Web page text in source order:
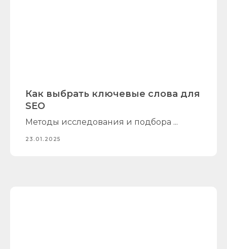
Как выбрать ключевые слова для
SEO
Методы исследования и подбора ...
23.01.2025